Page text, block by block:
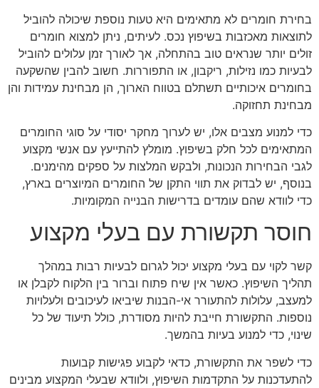
בחירת חומרים לא מתאימים היא טעות נוספת שיכולה להוביל
לתוצאות מאכזבות בשיפוץ נכס. לעיתים, ניתן למצוא חומרים
זולים יותר שנראים טוב בהתחלה, אך לאורך זמן עלולים להוביל
לבעיות כמו נזילות, ריקבון, או התפוררות. חשוב להבין שהשקעה
בחומרים איכותיים תשתלם בטווח הארוך, הן מבחינת עמידות והן
מבחינת תחזוקה.
כדי למנוע מצבים אלו, יש לערוך מחקר יסודי על סוגי החומרים
המתאימים לכל חלק בשיפוץ. מומלץ להתייעץ עם אנשי מקצוע
לגבי הבחירות הנכונות, ולבקש המלצות על ספקים מהימנים.
בנוסף, יש לבדוק את תווי התקן של החומרים המיוצרים בארץ,
כדי לוודא שהם עומדים בדרישות הבנייה המקומיות.
חוסר תקשורת עם בעלי מקצוע
קשר לקוי עם בעלי מקצוע יכול לגרום לבעיות רבות במהלך
תהליך השיפוץ. כאשר אין שיח פתוח וברור בין הלקוח לקבלן או
למעצב, עלולות להתעורר אי-הבנות שיביאו לעיכובים ולעלויות
נוספות. התקשורת חייבת להיות מסודרת, כולל תיעוד של כל
שינוי, כדי למנוע בעיות בהמשך.
כדי לשפר את התקשורת, כדאי לקבוע פגישות קבועות
להתעדכנות על התקדמות השיפוץ, ולוודא שבעלי המקצוע מבינים